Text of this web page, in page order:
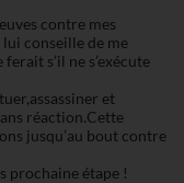
contre mes
conseille de me
s’il ne s’exécute
et
réaction.Cette
jusqu’au bout contre
prochaine étape !